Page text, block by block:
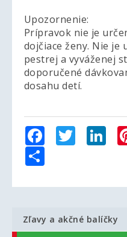
Upozornenie:
Prípravok nie je
dojčiace ženy. Nie je
pestrej a vyváženej
doporučené
dosahu detí.
FacebookTwitter
Zľavy a akčné balíčky